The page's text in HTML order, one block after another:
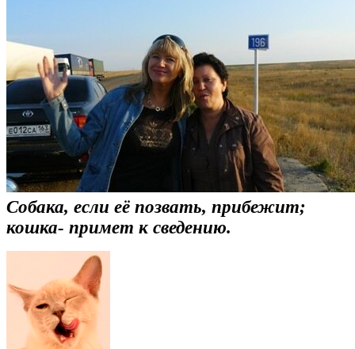
Собака, если её позвать, прибежит;
кошка- примет к сведению.